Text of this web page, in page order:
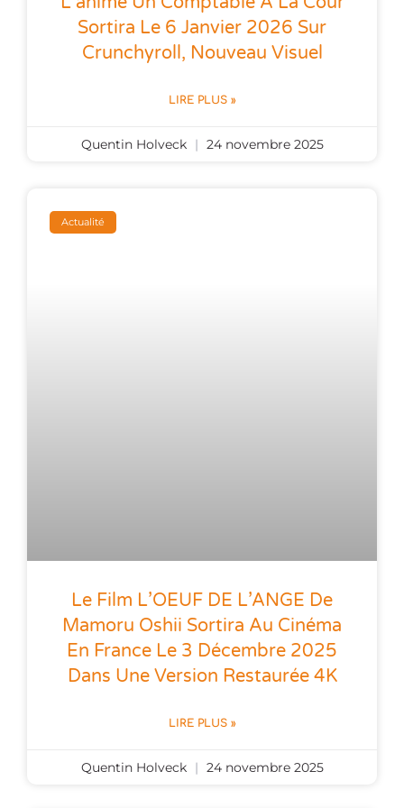
Sortira Le 6 Janvier 2026 Sur
Crunchyroll, Nouveau Visuel
LIRE PLUS »
Quentin Holveck 24 novembre 2025
Actualité
Le Film L’OEUF DE L’ANGE De
Mamoru Oshii Sortira Au Cinéma
En France Le 3 Décembre 2025
Dans Une Version Restaurée 4K
LIRE PLUS »
Quentin Holveck 24 novembre 2025